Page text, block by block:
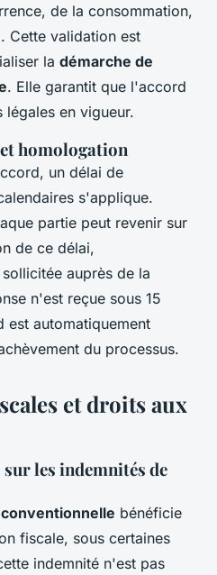
de la consommation,
Cette validation est
la démarche de
. Elle garantit que l'accord
en vigueur.
homologation
un délai de
s'applique.
partie peut revenir sur
de ce délai,
auprès de la
n'est reçue sous 15
automatiquement
du processus.
et droits aux
les indemnités de
bénéficie
fiscale, sous certaines
indemnité n'est pas